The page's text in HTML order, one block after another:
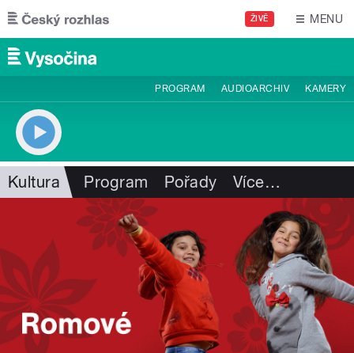
Přejít k hlavnímu obsahu
ŽIVĚ MENU
PROGRAM AUDIOARCHIV KAMERY
Kultura Program Pořady Více…